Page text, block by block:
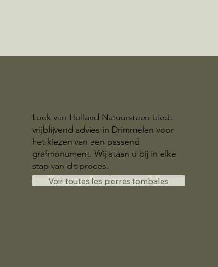
Loek van Holland Natuursteen biedt
vrijblijvend advies in Drimmelen voor
het kiezen van een passend
grafmonument. Wij staan u bij in elke
stap van dit proces.
Voir toutes les pierres tombales